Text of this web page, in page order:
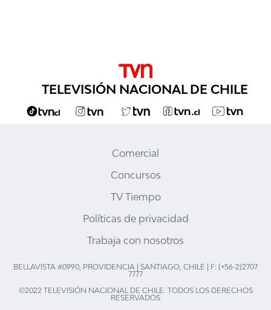
TELEVISIÓN NACIONAL DE CHILE
Comercial
Concursos
TV Tiempo
Políticas de privacidad
Trabaja con nosotros
BELLAVISTA #0990, PROVIDENCIA | SANTIAGO, CHILE | F: (+56-2)2707
7777
©2022 TELEVISIÓN NACIONAL DE CHILE. TODOS LOS DERECHOS
RESERVADOS